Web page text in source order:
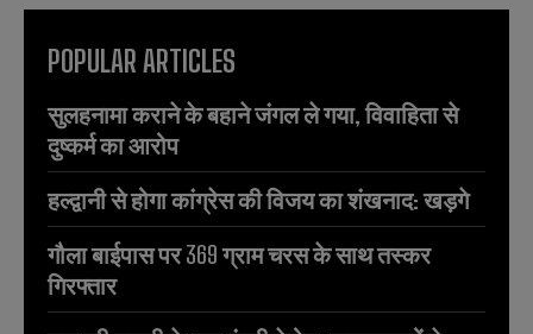
POPULAR ARTICLES
सुलहनामा कराने के बहाने जंगल ले गया, विवाहिता से
दुष्कर्म का आरोप
हल्द्वानी से होगा कांग्रेस की विजय का शंखनाद: खड़गे
गौला बाईपास पर 369 ग्राम चरस के साथ तस्कर
गिरफ्तार